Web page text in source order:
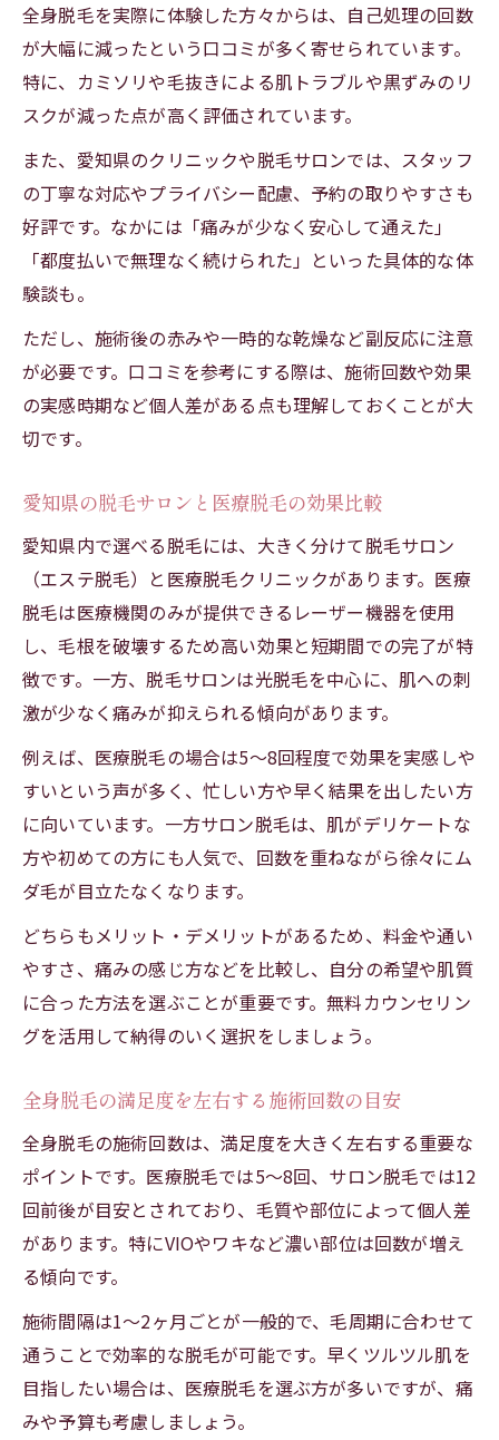
全身脱毛を実際に体験した方々からは、自己処理の回数
が大幅に減ったという口コミが多く寄せられています。
特に、カミソリや毛抜きによる肌トラブルや黒ずみのリ
スクが減った点が高く評価されています。
また、愛知県のクリニックや脱毛サロンでは、スタッフ
の丁寧な対応やプライバシー配慮、予約の取りやすさも
好評です。なかには「痛みが少なく安心して通えた」
「都度払いで無理なく続けられた」といった具体的な体
験談も。
ただし、施術後の赤みや一時的な乾燥など副反応に注意
が必要です。口コミを参考にする際は、施術回数や効果
の実感時期など個人差がある点も理解しておくことが大
切です。
愛知県の脱毛サロンと医療脱毛の効果比較
愛知県内で選べる脱毛には、大きく分けて脱毛サロン
（エステ脱毛）と医療脱毛クリニックがあります。医療
脱毛は医療機関のみが提供できるレーザー機器を使用
し、毛根を破壊するため高い効果と短期間での完了が特
徴です。一方、脱毛サロンは光脱毛を中心に、肌への刺
激が少なく痛みが抑えられる傾向があります。
例えば、医療脱毛の場合は5～8回程度で効果を実感しや
すいという声が多く、忙しい方や早く結果を出したい方
に向いています。一方サロン脱毛は、肌がデリケートな
方や初めての方にも人気で、回数を重ねながら徐々にム
ダ毛が目立たなくなります。
どちらもメリット・デメリットがあるため、料金や通い
やすさ、痛みの感じ方などを比較し、自分の希望や肌質
に合った方法を選ぶことが重要です。無料カウンセリン
グを活用して納得のいく選択をしましょう。
全身脱毛の満足度を左右する施術回数の目安
全身脱毛の施術回数は、満足度を大きく左右する重要な
ポイントです。医療脱毛では5～8回、サロン脱毛では12
回前後が目安とされており、毛質や部位によって個人差
があります。特にVIOやワキなど濃い部位は回数が増え
る傾向です。
施術間隔は1～2ヶ月ごとが一般的で、毛周期に合わせて
通うことで効率的な脱毛が可能です。早くツルツル肌を
目指したい場合は、医療脱毛を選ぶ方が多いですが、痛
みや予算も考慮しましょう。